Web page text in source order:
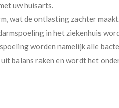
uw huisarts.
wat de ontlasting zachter
in het ziekenhuis
worden namelijk alle
balans raken en wordt het